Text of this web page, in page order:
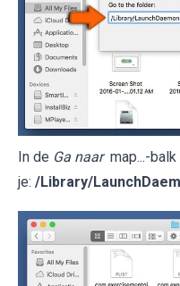
In de Ga naar map...-
je: /Library/